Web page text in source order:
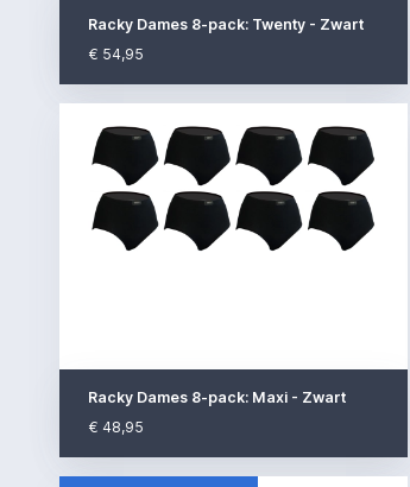
Racky Dames 8-pack: Twenty - Zwart
€ 54,95
Racky Dames 8-pack: Maxi - Zwart
€ 48,95